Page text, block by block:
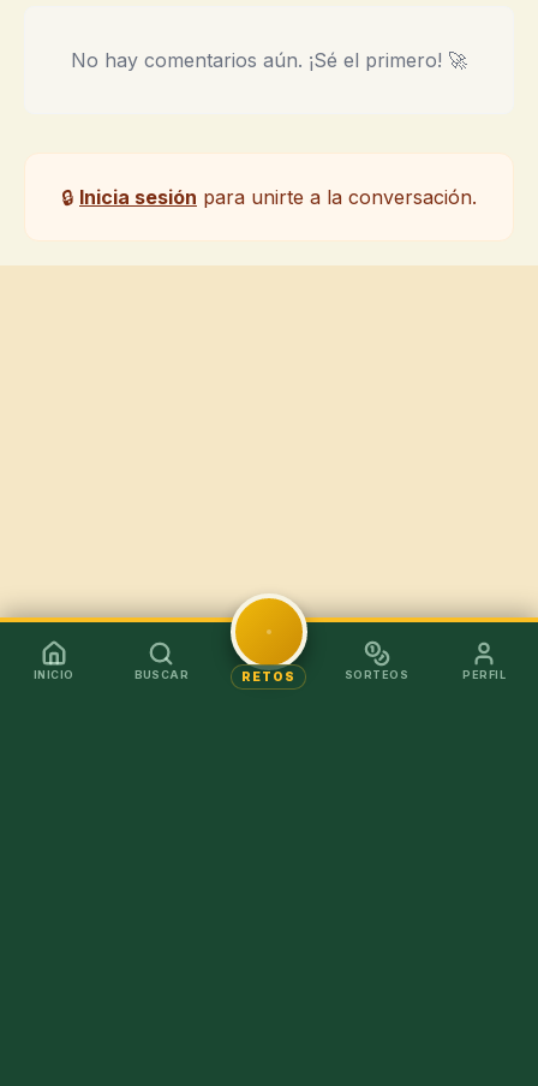
No hay comentarios aún. ¡Sé el primero! 🚀
🔒 Inicia sesión para unirte a la conversación.
INICIO BUSCAR RETOS SORTEOS PERFIL